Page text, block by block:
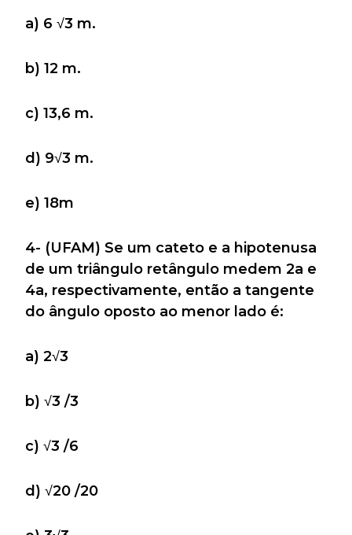
a) 6 √3 m.
b) 12 m.
c) 13,6 m.
d) 9√3 m.
e) 18m
4- (UFAM) Se um cateto e a hipotenusa
de um triângulo retângulo medem 2a e
4a, respectivamente, então a tangente
do ângulo oposto ao menor lado é:
a) 2√3
b) √3 /3
c) √3 /6
d) √20 /20